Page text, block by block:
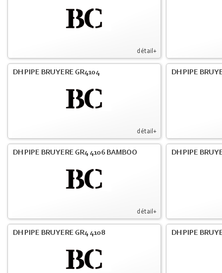
détail+
détail+
DH PIPE BRUYERE GR4104 DH PIPE
détail+
DH PIPE BRUYERE GR4 4106 BAMBOO DH PIPE
DH PIPE BRUYERE GR4 4108 DH PIPE